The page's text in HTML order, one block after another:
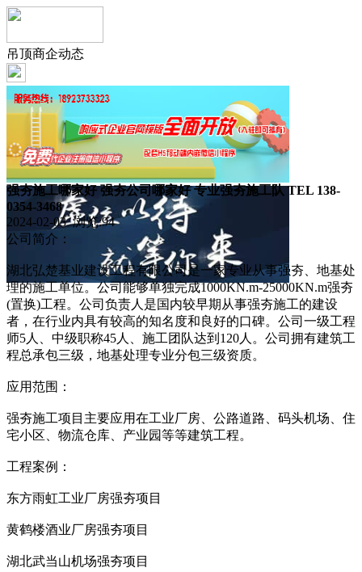
吊顶商企动态
强夯施工哪家好 强夯公司哪家好 专业强夯施工队 TEL 138-
0354-3468
2024-02-03 浏览:94
公司简介：
湖北弘楚基业建设工程有限公司是一家专业从事强夯、地基处
理的施工单位。公司能够单独完成1000KN.m-25000KN.m强夯
(置换)工程。公司负责人是国内较早期从事强夯施工的建设
者，在行业内具有较高的知名度和良好的口碑。公司一级工程
师5人、中级职称45人、施工团队达到120人。公司拥有建筑工
程总承包三级，地基处理专业分包三级资质。
应用范围：
强夯施工项目主要应用在工业厂房、公路道路、码头机场、住
宅小区、物流仓库、产业园等等建筑工程。
工程案例：
东方雨虹工业厂房强夯项目
黄鹤楼酒业厂房强夯项目
湖北武当山机场强夯项目